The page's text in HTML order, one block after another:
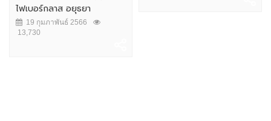
ไฟเบอร์กลาส อยุธยา
19 กุมภาพันธ์ 2566
13,730